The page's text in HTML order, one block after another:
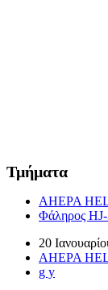
Τμήματα
AHEPA
Φάληρος
20
AHEPA
g y